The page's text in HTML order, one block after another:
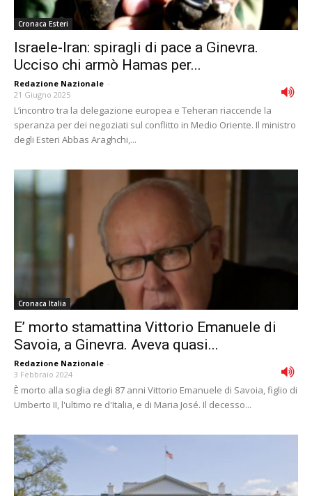
Cronaca Esteri
Israele-Iran: spiragli di pace a Ginevra.
Ucciso chi armò Hamas per...
Redazione Nazionale -
21 Giugno 2025
L’incontro tra la delegazione europea e Teheran riaccende la
speranza per dei negoziati sul conflitto in Medio Oriente. Il ministro
degli Esteri Abbas Araghchi,...
Cronaca Italia
E’ morto stamattina Vittorio Emanuele di
Savoia, a Ginevra. Aveva quasi...
Redazione Nazionale -
3 Febbraio 2024
È morto alla soglia degli 87 anni Vittorio Emanuele di Savoia, figlio di
Umberto II, l'ultimo re d'Italia, e di Maria José. Il decesso...